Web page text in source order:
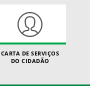
CARTA DE SERVIÇOS
DO CIDADÃO